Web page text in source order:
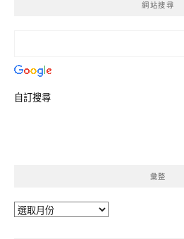
網站搜尋
自訂搜尋
彙整
彙